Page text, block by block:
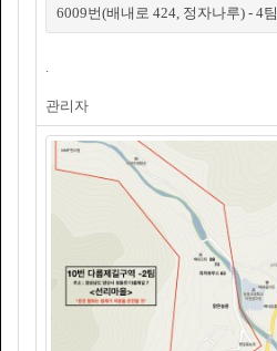
6009번(배내로 424, 정자나루) - 4팀
.
관리자